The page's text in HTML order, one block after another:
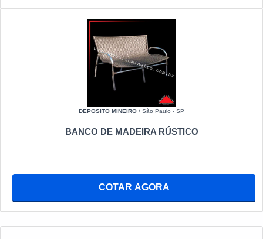
DEPOSITO MINEIRO / São Paulo - SP
BANCO DE MADEIRA RÚSTICO
COTAR AGORA